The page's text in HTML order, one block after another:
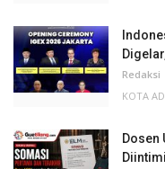
Redaksi
KOTA
Dosen